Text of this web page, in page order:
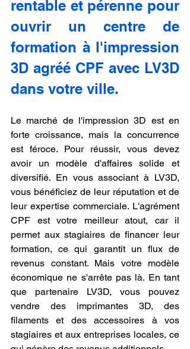
rentable et pérenne pour
ouvrir un centre de
formation à l'impression
3D agréé CPF avec LV3D
dans votre ville.
Le marché de l'impression 3D est en
forte croissance, mais la concurrence
est féroce. Pour réussir, vous devez
avoir un modèle d'affaires solide et
diversifié. En vous associant à LV3D,
vous bénéficiez de leur réputation et de
leur expertise commerciale. L'agrément
CPF est votre meilleur atout, car il
permet aux stagiaires de financer leur
formation, ce qui garantit un flux de
revenus constant. Mais votre modèle
économique ne s'arrête pas là. En tant
que partenaire LV3D, vous pouvez
vendre des imprimantes 3D, des
filaments et des accessoires à vos
stagiaires et aux entreprises locales, ce